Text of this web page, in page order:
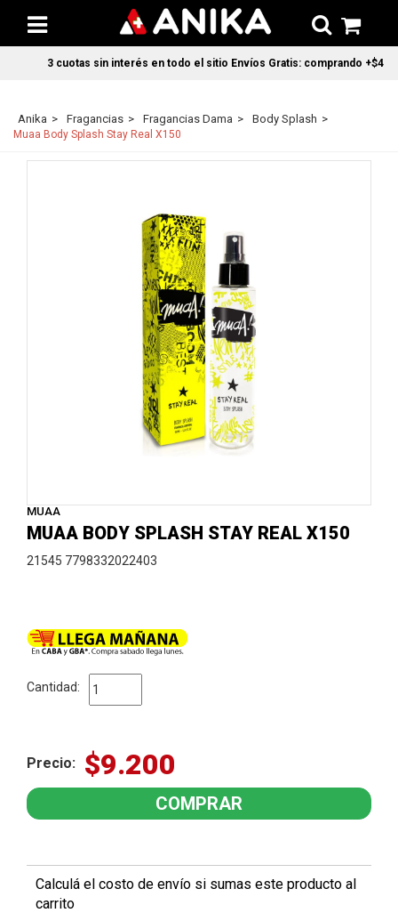
3 cuotas sin interés en todo el sitio Envíos Gratis: comprando
Anika Fragancias Fragancias Dama Body Splash
Muaa Body Splash Stay Real X150
MUAA
MUAA BODY SPLASH STAY REAL X150
21545 7798332022403
Cantidad:
Precio: $9.200
Calculá el costo de envío si sumas este producto al
carrito